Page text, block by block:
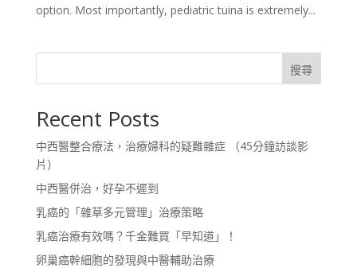
option. Most importantly, pediatric tuina is extremely...
搜尋
Recent Posts
中西醫整合療法，治療婦科的疑難雜症 （45分鐘訪談影
片）
中西醫併治，好孕不遲到
乳癌的「雜草多元管理」治療策略
乳癌治療有效嗎？千金難買「早知道」！
卵巢癌幹細胞的發現與中醫輔助治療